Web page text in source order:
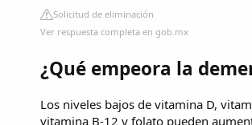
Solicitud de eliminación
Ver respuesta completa en gob.mx
¿Qué empeora la
Los niveles bajos de vitamina D,
vitamina B-12 y folato pueden